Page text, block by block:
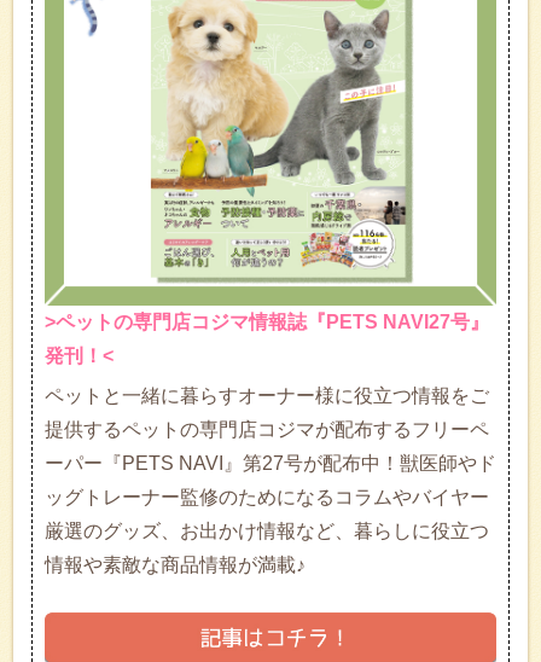
>ペットの専門店コジマ情報誌『PETS NAVI27号』
発刊！<
ペットと一緒に暮らすオーナー様に役立つ情報をご
提供するペットの専門店コジマが配布するフリーペ
ーパー『PETS NAVI』第27号が配布中！獣医師やド
ッグトレーナー監修のためになるコラムやバイヤー
厳選のグッズ、お出かけ情報など、暮らしに役立つ
情報や素敵な商品情報が満載♪